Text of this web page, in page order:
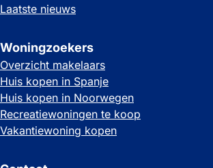
Laatste nieuws
Woningzoekers
Overzicht makelaars
Huis kopen in Spanje
Huis kopen in Noorwegen
Recreatiewoningen te koop
Vakantiewoning kopen